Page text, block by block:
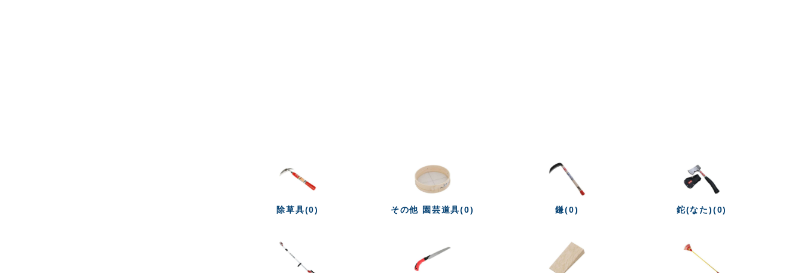
除草具(0) その他 園芸道具(0) 鎌(0) 鉈(なた)(0)